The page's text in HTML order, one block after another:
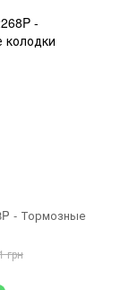
- Тормозные
грн